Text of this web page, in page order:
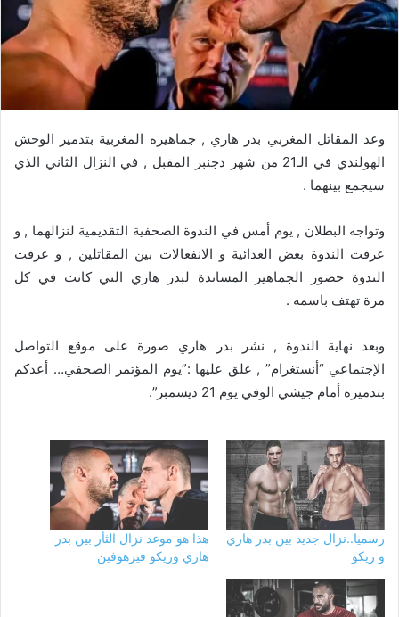
وعد المقاتل المغربي بدر هاري , جماهيره المغربية بتدمير الوحش
الهولندي في الـ21 من شهر دجنبر المقبل , في النزال الثاني الذي
سيجمع بينهما .
وتواجه البطلان , يوم أمس في الندوة الصحفية التقديمية لنزالهما , و
عرفت الندوة بعض العدائية و الانفعالات بين المقاتلين , و عرفت
الندوة حضور الجماهير المساندة لبدر هاري التي كانت في كل
مرة تهتف باسمه .
وبعد نهاية الندوة , نشر بدر هاري صورة على موقع التواصل
الإجتماعي “أنستغرام” , علق عليها :”يوم المؤتمر الصحفي… أعدكم
بتدميره أمام جيشي الوفي يوم 21 ديسمبر”.
رسميا..نزال جديد بين بدر هاري
و ريكو
هذا هو موعد نزال الثأر بين بدر
هاري وريكو فيرهوفين